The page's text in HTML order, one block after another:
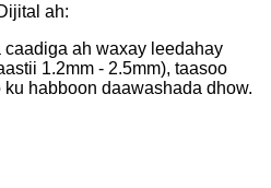
ah:
ah waxay leedahay
1.2mm - 2.5mm), taasoo
habboon daawashada dhow.